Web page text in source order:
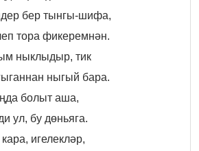
бер тынгы-шифа,
тора фикеремнән.
ныклыдыр, тик
ныгый бара.
болыт аша,
ул, бу дөньяга.
игелекләр,